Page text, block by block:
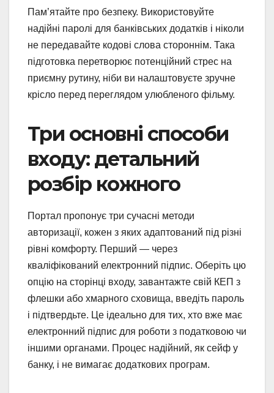
Пам’ятайте про безпеку. Використовуйте
надійні паролі для банківських додатків і ніколи
не передавайте кодові слова стороннім. Така
підготовка перетворює потенційний стрес на
приємну рутину, ніби ви налаштовуєте зручне
крісло перед переглядом улюбленого фільму.
Три основні способи
входу: детальний
розбір кожного
Портал пропонує три сучасні методи
авторизації, кожен з яких адаптований під різні
рівні комфорту. Перший — через
кваліфікований електронний підпис. Оберіть цю
опцію на сторінці входу, завантажте свій КЕП з
флешки або хмарного сховища, введіть пароль
і підтвердьте. Це ідеально для тих, хто вже має
електронний підпис для роботи з податковою чи
іншими органами. Процес надійний, як сейф у
банку, і не вимагає додаткових програм.